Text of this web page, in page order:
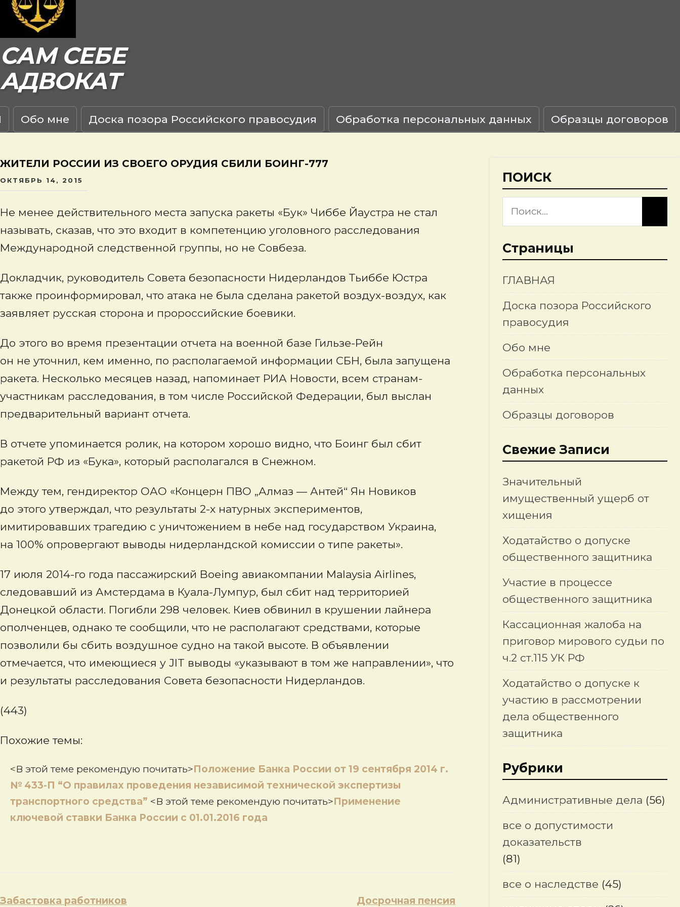
САМ СЕБЕ
АДВОКАТ
Обо мне Доска позора Российского правосудия Обработка персональных данных Образцы договоров
ЖИТЕЛИ РОССИИ ИЗ СВОЕГО ОРУДИЯ СБИЛИ БОИНГ-777
ОКТЯБРЬ 14, 2015
Не менее действительного места запуска ракеты «Бук» Чиббе Йаустра не стал
называть, сказав, что это входит в компетенцию уголовного расследования
Международной следственной группы, но не Совбеза.
Докладчик, руководитель Совета безопасности Нидерландов Тьиббе Юстра
также проинформировал, что атака не была сделана ракетой воздух-воздух, как
заявляет русская сторона и пророссийские боевики.
До этого во время презентации отчета на военной базе Гильзе-Рейн
он не уточнил, кем именно, по располагаемой информации СБН, была запущена
ракета. Несколько месяцев назад, напоминает РИА Новости, всем странам-
участникам расследования, в том числе Российской Федерации, был выслан
предварительный вариант отчета.
В отчете упоминается ролик, на котором хорошо видно, что Боинг был сбит
ракетой РФ из «Бука», который располагался в Снежном.
Между тем, гендиректор ОАО «Концерн ПВО „Алмаз — Антей“ Ян Новиков
до этого утверждал, что результаты 2-х натурных экспериментов,
имитировавших трагедию с уничтожением в небе над государством Украина,
на 100% опровергают выводы нидерландской комиссии о типе ракеты».
17 июля 2014-го года пассажирский Boeing авиакомпании Malaysia Airlines,
следовавший из Амстердама в Куала-Лумпур, был сбит над территорией
Донецкой области. Погибли 298 человек. Киев обвинил в крушении лайнера
ополченцев, однако те сообщили, что не располагают средствами, которые
позволили бы сбить воздушное судно на такой высоте. В объявлении
отмечается, что имеющиеся у JIT выводы «указывают в том же направлении», что
и результаты расследования Совета безопасности Нидерландов.
(443)
Похожие темы:
<В этой теме рекомендую почитать>Положение Банка России от 19 сентября 2014 г.
№ 433-П “О правилах проведения независимой технической экспертизы
транспортного средства” <В этой теме рекомендую почитать>Применение
ключевой ставки Банка России с 01.01.2016 года
Навигация
Забастовка работников Досрочная пенсия
ПОИСК
Страницы
ГЛАВНАЯ
Доска позора Российского
правосудия
Обо мне
Обработка персональных
данных
Образцы договоров
Свежие Записи
Значительный
имущественный ущерб от
хищения
Ходатайство о допуске
общественного защитника
Участие в процессе
общественного защитника
Кассационная жалоба на
приговор мирового судьи по
ч.2 ст.115 УК РФ
Ходатайство о допуске к
участию в рассмотрении
дела общественного
защитника
Рубрики
Административные дела (56)
все о допустимости
доказательств
(81)
все о наследстве (45)